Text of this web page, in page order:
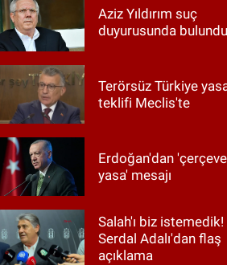
Aziz Yıldırım suç
duyurusunda bulundu
Terörsüz Türkiye
teklifi Meclis'te
Erdoğan'dan 'çerçeve
yasa' mesajı
Salah'ı biz istemedik!
Serdal Adalı'dan flaş
açıklama